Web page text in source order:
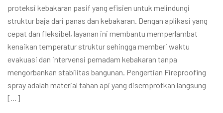
proteksi kebakaran pasif yang efisien untuk melindungi
struktur baja dari panas dan kebakaran. Dengan aplikasi yang
cepat dan fleksibel, layanan ini membantu memperlambat
kenaikan temperatur struktur sehingga memberi waktu
evakuasi dan intervensi pemadam kebakaran tanpa
mengorbankan stabilitas bangunan. Pengertian Fireproofing
spray adalah material tahan api yang disemprotkan langsung
[…]